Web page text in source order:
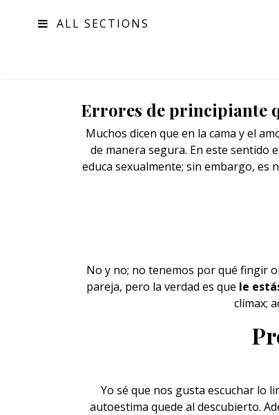
ALL SECTIONS
Errores de principiante
Muchos dicen que en la cama y el
de manera segura. En este sentido
educa sexualmente; sin embargo, es
No y no; no tenemos por qué fingir
pareja, pero la verdad es que le
clímax;
Yo sé que nos gusta escuchar lo
autoestima quede al descubierto.